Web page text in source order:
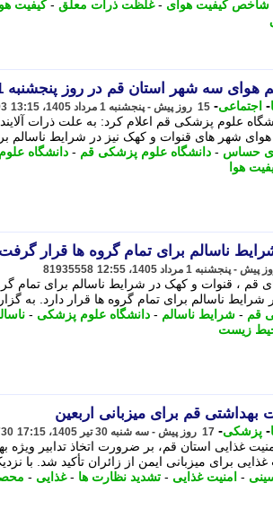
شاخص کیفیت هوای -غلظت ذرات معلق -کیفیت
سه شهر استان قم در روز پنجشنبه 1 مرداد 1405
- اجتماعی- 15 روز پیش - پنجشنبه 1 مرداد 1405، 13:15
علوم پزشکی قم اعلام کرد: به علت ذرات
هوای شهر های قنوات و کهک نیز در شرایط ناسالم
حساس - دانشگاه علوم پزشکی قم - دانشگاه
هوا
ناسالم برای تمام گروه ها قرار گرفت
81935558
، قنوات و کهک در شرایط ناسالم برای تمام
ناسالم برای تمام گروه ها قرار دارد. به
قم - شرایط ناسالم - دانشگاه علوم پزشکی -
زیست
بهداشتی قم برای میزبانی اربعین
- پزشکی- 17 روز پیش - سه شنبه 30 تیر 1405، 17:15
غذایی استان قم، بر ضرورت اتخاذ تدابیر ویژه
برای میزبانی ایمن از زائران تأکید شد. با
- امنیت غذایی - تشدید نظارت ها -غذایی -